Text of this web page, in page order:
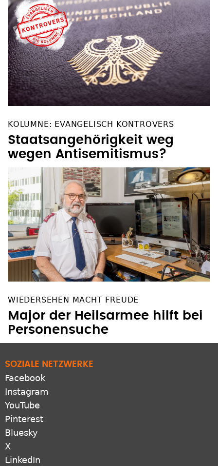
KOLUMNE: EVANGELISCH KONTROVERS
Staatsangehörigkeit weg
wegen Antisemitismus?
WIEDERSEHEN MACHT FREUDE
Major der Heilsarmee hilft bei
Personensuche
SOZIALE NETZWERKE
Facebook
Instagram
YouTube
Pinterest
Bluesky
X
LinkedIn